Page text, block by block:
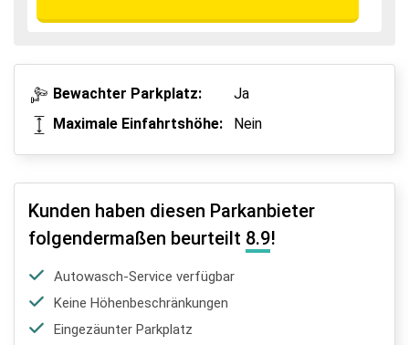
Bewachter Parkplatz:
Ja
Maximale Einfahrtshöhe:
Nein
Kunden haben diesen Parkanbieter
folgendermaßen beurteilt 8.9!
Autowasch-Service verfügbar
Keine Höhenbeschränkungen
Eingezäunter Parkplatz